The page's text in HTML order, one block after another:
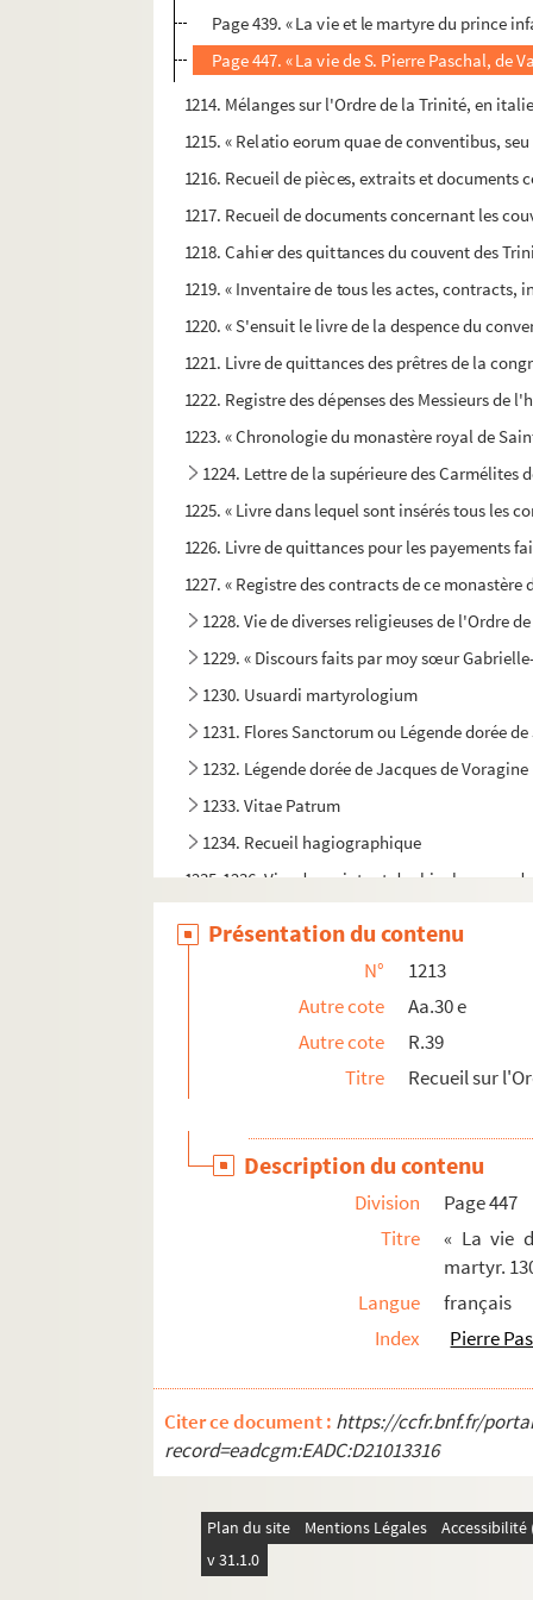
Page 439. « La vie et le martyre du prince
Page 447. « La vie de S. Pierre Paschal, de
1214. Mélanges sur l'Ordre de la Trinité, en
1215. « Relatio eorum quae de conventibus,
1216. Recueil de pièces, extraits et documents
1217. Recueil de documents concernant les
1218. Cahier des quittances du couvent des
1219. « Inventaire de tous les actes,
1220. « S'ensuit le livre de la despence du
1221. Livre de quittances des prêtres de la
1222. Registre des dépenses des Messieurs
1223. « Chronologie du monastère royal de
1224. Lettre de la supérieure des Carmélites
1225. « Livre dans lequel sont insérés tous les
1226. Livre de quittances pour les payements
1227. « Registre des contracts de ce
1228. Vie de diverses religieuses de l'Ordre
1229. « Discours faits par moy sœur
1230. Usuardi martyrologium
1231. Flores Sanctorum ou Légende dorée
1232. Légende dorée de Jacques de Voragine
1233. Vitae Patrum
1234. Recueil hagiographique
1235-1236. Vies des saints et des bienheureux
1238. « Histoire de la vie de S. Eucher,
1242. « La vie du R. P. Charles de Condren,
1243. « Vita del venerabile Padre fr. Giovanni
1244. « La vie du très vénérable Père dom
1245. Mémoires sur le martyre de Pierre
1246-1247. Vie et œuvres de Jérôme
1248. « L'homme de Dieu, en la personne
1249. « La vie de la soeur Renée Fedon, du
1251. Récit des grâces et des
1252. Relation des choses extraordinaires
1253. « Relation de la vie et de la mort de
1254. « Copie de la relation de la vie et
1255. « Suitte de la relation de la vie et de la
1256. « Querela ad Gassendum, de parum
Présentation du contenu
N°
1213
Autre cote
Aa.30 e
Autre cote
R.39
Titre
Recueil sur
Description du contenu
Division
Page 447
Titre
« La vie
martyr.
Langue
français
Index
Pierre
Citer ce document : https://ccfr.bnf.fr/
record=eadcgm:EADC:D21013316
Plan du site Mentions Légales
v 31.1.0